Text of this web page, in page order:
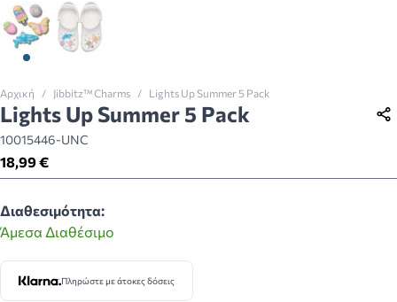
View larger imageView larger image
Αρχική / Jibbitz™ Charms / Lights Up Summer 5 Pack
Lights Up Summer 5 Pack
10015446-UNC
18,99 €
Διαθεσιμότητα:
Άμεσα Διαθέσιμο
Πληρώστε με άτοκες δόσεις